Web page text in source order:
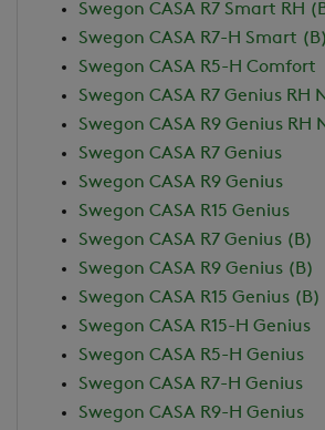
Swegon CASA R7 Smart RH
Swegon CASA R7-H Smart (B)
Swegon CASA R5-H Comfort
Swegon CASA R7 Genius RH
Swegon CASA R9 Genius RH
Swegon CASA R7 Genius
Swegon CASA R9 Genius
Swegon CASA R15 Genius
Swegon CASA R7 Genius (B)
Swegon CASA R9 Genius (B)
Swegon CASA R15 Genius (B)
Swegon CASA R15-H Genius
Swegon CASA R5-H Genius
Swegon CASA R7-H Genius
Swegon CASA R9-H Genius